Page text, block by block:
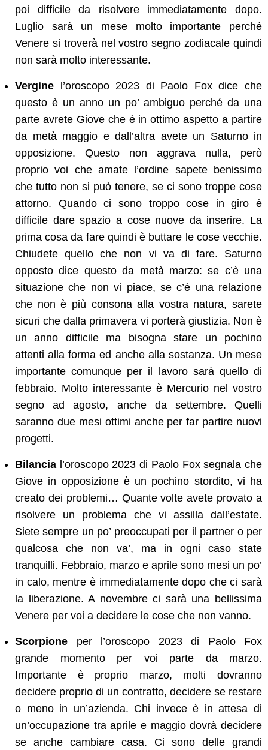
poi difficile da risolvere immediatamente dopo.
Luglio sarà un mese molto importante perché
Venere si troverà nel vostro segno zodiacale quindi
non sarà molto interessante.
Vergine l’oroscopo 2023 di Paolo Fox dice che
questo è un anno un po’ ambiguo perché da una
parte avrete Giove che è in ottimo aspetto a partire
da metà maggio e dall’altra avete un Saturno in
opposizione. Questo non aggrava nulla, però
proprio voi che amate l’ordine sapete benissimo
che tutto non si può tenere, se ci sono troppe cose
attorno. Quando ci sono troppo cose in giro è
difficile dare spazio a cose nuove da inserire. La
prima cosa da fare quindi è buttare le cose vecchie.
Chiudete quello che non vi va di fare. Saturno
opposto dice questo da metà marzo: se c’è una
situazione che non vi piace, se c’è una relazione
che non è più consona alla vostra natura, sarete
sicuri che dalla primavera vi porterà giustizia. Non è
un anno difficile ma bisogna stare un pochino
attenti alla forma ed anche alla sostanza. Un mese
importante comunque per il lavoro sarà quello di
febbraio. Molto interessante è Mercurio nel vostro
segno ad agosto, anche da settembre. Quelli
saranno due mesi ottimi anche per far partire nuovi
progetti.
Bilancia l’oroscopo 2023 di Paolo Fox segnala che
Giove in opposizione è un pochino stordito, vi ha
creato dei problemi… Quante volte avete provato a
risolvere un problema che vi assilla dall’estate.
Siete sempre un po’ preoccupati per il partner o per
qualcosa che non va’, ma in ogni caso state
tranquilli. Febbraio, marzo e aprile sono mesi un po’
in calo, mentre è immediatamente dopo che ci sarà
la liberazione. A novembre ci sarà una bellissima
Venere per voi a decidere le cose che non vanno.
Scorpione per l’oroscopo 2023 di Paolo Fox
grande momento per voi parte da marzo.
Importante è proprio marzo, molti dovranno
decidere proprio di un contratto, decidere se restare
o meno in un’azienda. Chi invece è in attesa di
un’occupazione tra aprile e maggio dovrà decidere
se anche cambiare casa. Ci sono delle grandi